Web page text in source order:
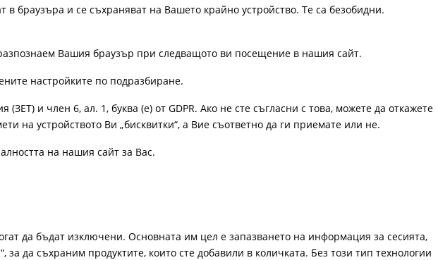
в браузъра и се съхраняват на Вашето крайно устройство. Те са безобидни.
Вашия браузър при следващото ви посещение в нашия сайт.
настройките по подразбиране.
и член 6, ал. 1, буква (е) от GDPR. Ако не сте съгласни с това, можете да откажете
на устройството Ви „бисквитки“, а Вие съответно да ги приемате или не.
на нашия сайт за Вас.
да бъдат изключени. Основната им цел е запазването на информация за сесията,
да съхраним продуктите, които сте добавили в количката. Без този тип технологии